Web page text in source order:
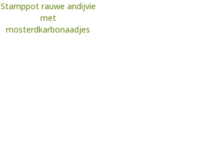
Stamppot rauwe andijvie
met
mosterdkarbonaadjes